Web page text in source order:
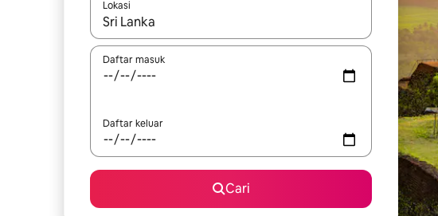
Lokasi
Apabila hasil tersedia, navigasi dengan kekunci anak panah
Daftar masuk
Daftar keluar
Cari